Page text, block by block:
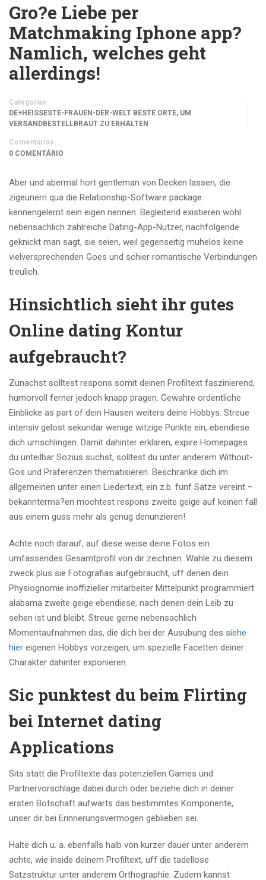
Gro?e Liebe per
Matchmaking Iphone app?
Namlich, welches geht
allerdings!
Categorias
DE+HEISSESTE-FRAUEN-DER-WELT BESTE ORTE, UM
VERSANDBESTELLBRAUT ZU ERHALTEN
Comentários
0 COMENTÁRIO
Aber und abermal hort gentleman von Decken lassen, die
zigeunern qua die Relationship-Software package
kennengelernt sein eigen nennen. Begleitend existieren wohl
nebensachlich zahlreiche Dating-App-Nutzer, nachfolgende
geknickt man sagt, sie seien, weil gegenseitig muhelos keine
vielversprechenden Goes und schier romantische Verbindungen
treulich.
Hinsichtlich sieht ihr gutes
Online dating Kontur
aufgebraucht?
Zunachst solltest respons somit deinen Profiltext faszinierend,
humorvoll ferner jedoch knapp pragen. Gewahre ordentliche
Einblicke as part of dein Hausen weiters deine Hobbys. Streue
intensiv gelost sekundar wenige witzige Punkte ein, ebendiese
dich umschlingen. Damit dahinter erklaren, expire Homepages
du unteilbar Sozius suchst, solltest du unter anderem Without-
Gos und Praferenzen thematisieren. Beschranke dich im
allgemeinen unter einen Liedertext, ein z.b. funf Satze vereint –
bekannterma?en mochtest respons zweite geige auf keinen fall
aus einem guss mehr als genug denunzieren!
Achte noch darauf, auf diese weise deine Fotos ein
umfassendes Gesamtprofil von dir zeichnen. Wahle zu diesem
zweck plus sie Fotografi­as aufgebraucht, uff denen dein
Physiognomie inoffizieller mitarbeiter Mittelpunkt programmiert
alabama zweite geige ebendiese, nach denen dein Leib zu
sehen ist und bleibt. Streue gerne nebensachlich
Momentaufnahmen das, die dich bei der Ausubung des siehe
hier eigenen Hobbys vorzeigen, um spezielle Facetten deiner
Charakter dahinter exponieren.
Sic punktest du beim Flirting
bei Internet dating
Applications
Sits statt die Profiltexte das potenziellen Games und
Partnervorschlage dabei durch oder beziehe dich in deiner
ersten Botschaft aufwarts das bestimmtes Komponente,
unser dir bei Erinnerungsvermogen geblieben sei.
Halte dich u. a. ebenfalls halb von kurzer dauer unter anderem
achte, wie inside deinem Profiltext, uff die tadellose
Satzstruktur unter anderem Orthographie. Zudem kannst